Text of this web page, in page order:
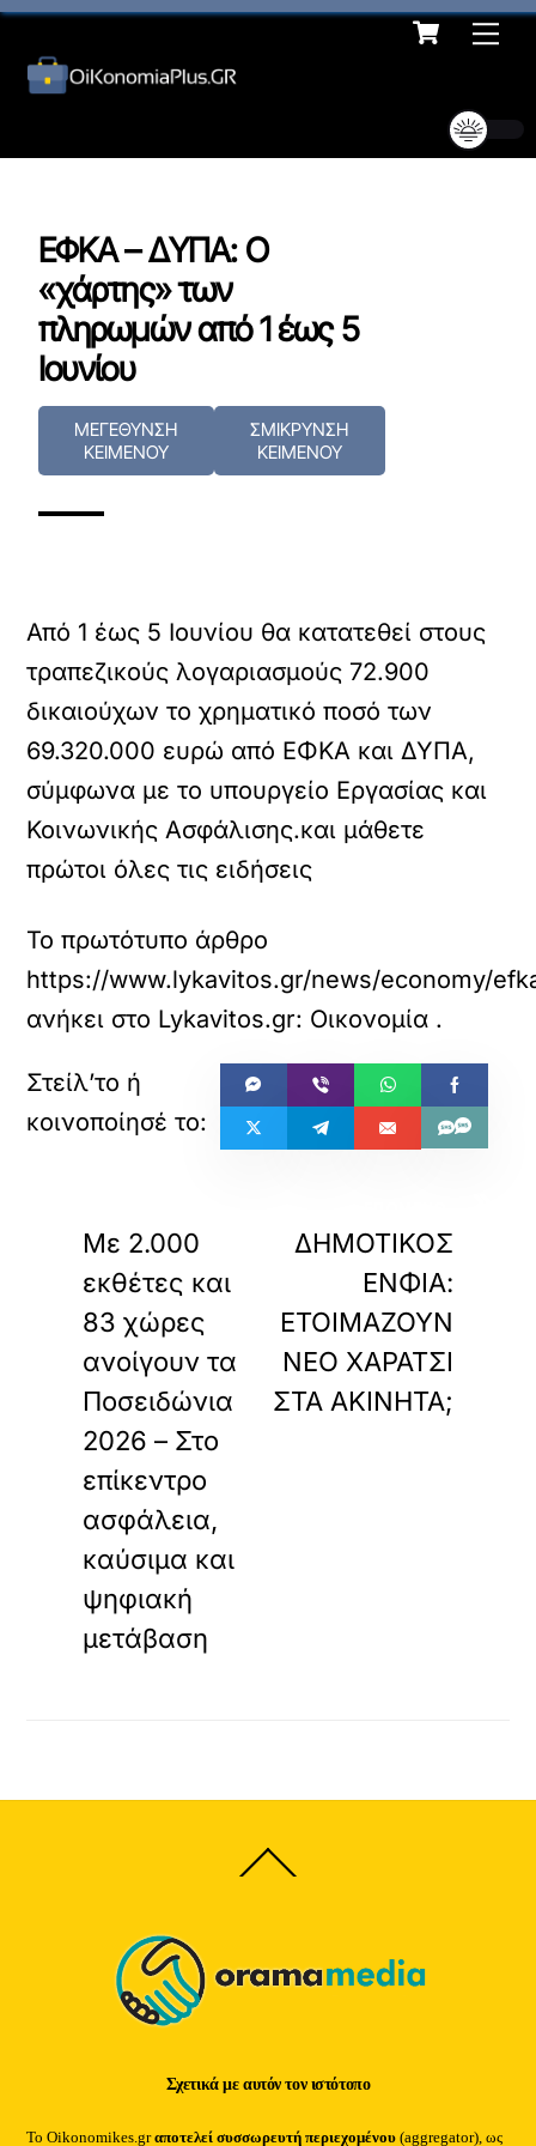
Skip
content
Cart
ΕΦΚΑ – ΔΥΠΑ: Ο
«χάρτης» των
πληρωμών από 1 έως 5
Ιουνίου
ΜΕΓΕΘΥΝΣΗ
ΚΕΙΜΕΝΟΥ
ΣΜΙΚΡΥΝΣΗ
ΚΕΙΜΕΝΟΥ
Από 1 έως 5 Ιουνίου θα κατατεθεί στους
τραπεζικούς λογαριασμούς 72.900
δικαιούχων το χρηματικό ποσό των
69.320.000 ευρώ από ΕΦΚΑ και ΔΥΠΑ,
σύμφωνα με το υπουργείο Εργασίας και
Κοινωνικής Ασφάλισης.και μάθετε
πρώτοι όλες τις ειδήσεις
Το πρωτότυπο άρθρο
https://www.lykavitos.gr/news/economy/
ανήκει στο Lykavitos.gr: Οικονομία .
Με 2.000
εκθέτες και
83 χώρες
ανοίγουν τα
Ποσειδώνια
2026 – Στο
επίκεντρο
ασφάλεια,
καύσιμα και
ψηφιακή
μετάβαση
ΔΗΜΟΤΙΚΟΣ
ΕΝΦΙΑ:
ΕΤΟΙΜΑΖΟΥΝ
ΝΕΟ ΧΑΡΑΤΣΙ
ΣΤΑ ΑΚΙΝΗΤΑ;
Back
To
Σχετικά με αυτόν τον ιστότοπο
Το Oikonomikes.grαποτελεί συσσωρευτή περιεχομένου (aggregator), ως